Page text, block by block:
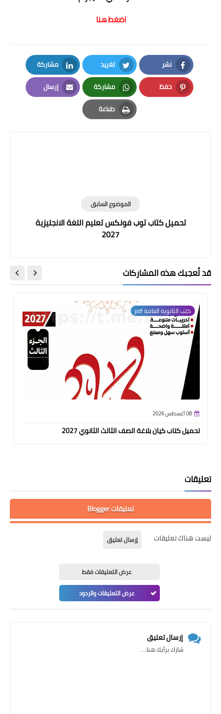
اضغط هنا
نشر
Facebook
تغريد
Twitter
مشاركة
LinkedIn
حفظ
Pinterest
مشاركة
Whatsapp
إرسال
Email
طباعة
Print
الموضوع السابق
تحميل كتاب توب فونكس تعليم اللغة الانجليزية
2027
قد تُعجبك هذه المشاركات
كتب الثانوية العامة pdf
08 أغسطس 2026
تحميل كتاب كيان بلاغة الصف الثالث الثانوي 2027
تعليقات
تعليقات Blogger
ليست هناك تعليقات إرسال تعليق
عرض التعليقات فقط
عرض التعليقات والردود
إرسال تعليق
شارك برأيك هنا....